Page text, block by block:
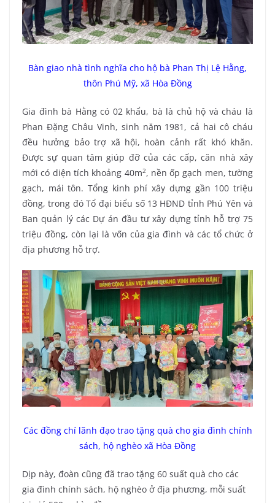
Bàn giao nhà tình nghĩa cho hộ bà Phan Thị Lệ Hằng,
thôn Phú Mỹ, xã Hòa Đồng
Gia đình bà Hằng có 02 khẩu, bà là chủ hộ và cháu là
Phan Đặng Châu Vinh, sinh năm 1981, cả hai cô cháu
đều hưởng bảo trợ xã hội, hoàn cảnh rất khó khăn.
Được sự quan tâm giúp đỡ của các cấp, căn nhà xây
mới có diện tích khoảng 40m2, nền ốp gạch men, tường
gạch, mái tôn. Tổng kinh phí xây dựng gần 100 triệu
đồng, trong đó Tổ đại biểu số 13 HĐND tỉnh Phú Yên và
Ban quản lý các Dự án đầu tư xây dựng tỉnh hỗ trợ 75
triệu đồng, còn lại là vốn của gia đình và các tổ chức ở
địa phương hỗ trợ.
Các đồng chí lãnh đạo trao tặng quà cho gia đình chính
sách, hộ nghèo xã Hòa Đồng
Dịp này, đoàn cũng đã trao tặng 60 suất quà cho các
gia đình chính sách, hộ nghèo ở địa phương, mỗi suất